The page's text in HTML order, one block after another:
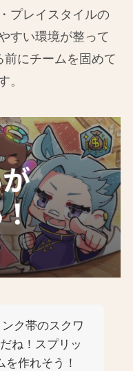
プレイスタイルの
すい環境が整って
にチームを固めて
。
ク帯のスクワ
ね！スプリッ
を作れそう！